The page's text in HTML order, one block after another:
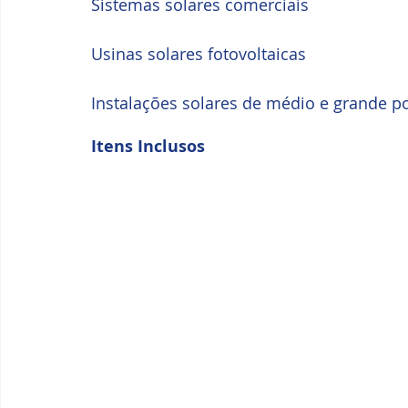
Sistemas solares comerciais
Usinas solares fotovoltaicas
Instalações solares de médio e grande
Itens Inclusos